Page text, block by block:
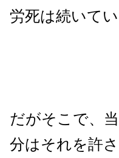
労死は続いてい
だがそこで、
分はそれを許